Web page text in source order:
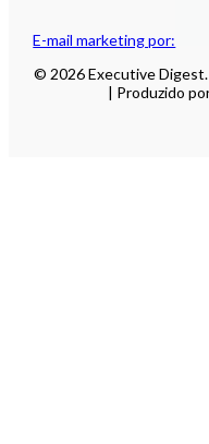
E-mail marketing por:
© 2026 Executive
| Produzido